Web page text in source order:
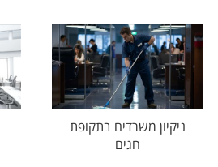
ניקיון משרדים בתקופת
חגים